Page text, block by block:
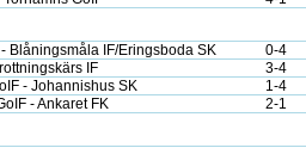
Blåningsmåla IF/Eringsboda SK
0-4
IF
3-4
- Johannishus SK
1-4
- Ankaret FK 2-1